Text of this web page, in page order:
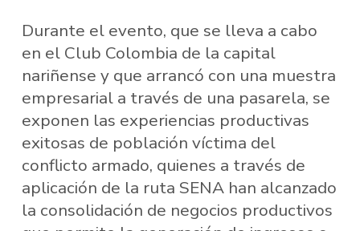
Durante el evento, que se lleva a cabo
en el Club Colombia de la capital
nariñense y que arrancó con una muestra
empresarial a través de una pasarela, se
exponen las experiencias productivas
exitosas de población víctima del
conflicto armado, quienes a través de
aplicación de la ruta SENA han alcanzado
la consolidación de negocios productivos